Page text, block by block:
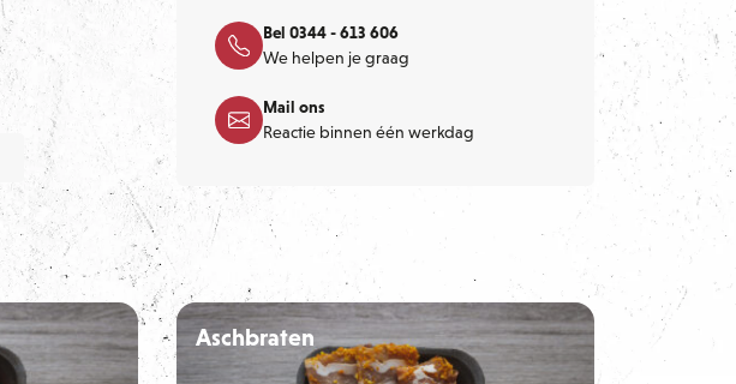
Bel 0344 - 613 606
We helpen je graag
Mail ons
Reactie binnen één werkdag
Aschbraten